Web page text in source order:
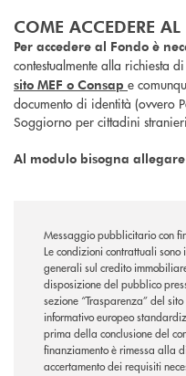
COME ACCEDERE
Per accedere al Fondo è
contestualmente alla richiesta
sito MEF o Consap e
documento di identità (ovvero
Soggiorno per cittadini
Al modulo bisogna
Messaggio pubblicitario con
Le condizioni contrattuali
generali sul credito
disposizione del pubblico
sezione “Trasparenza” del
informativo europeo
prima della conclusione del
finanziamento è rimessa alla
accertamento dei requisiti